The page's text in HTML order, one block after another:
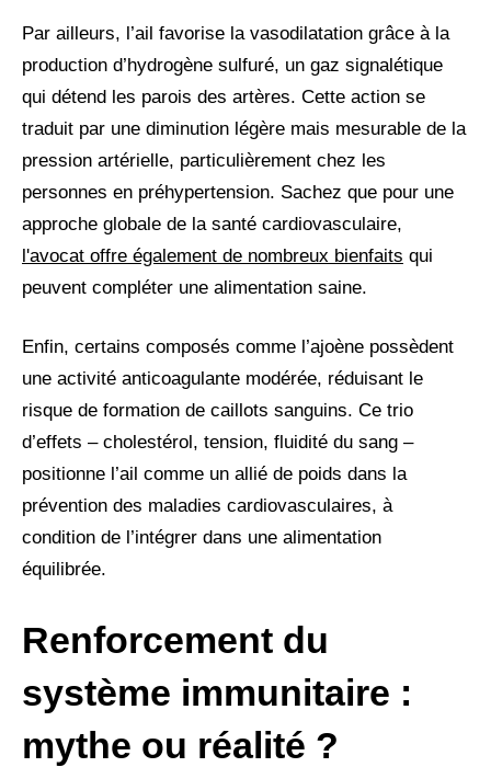
Par ailleurs, l’ail favorise la vasodilatation grâce à la
production d’hydrogène sulfuré, un gaz signalétique
qui détend les parois des artères. Cette action se
traduit par une diminution légère mais mesurable de la
pression artérielle, particulièrement chez les
personnes en préhypertension. Sachez que pour une
approche globale de la santé cardiovasculaire,
l'avocat offre également de nombreux bienfaits qui
peuvent compléter une alimentation saine.
Enfin, certains composés comme l’ajoène possèdent
une activité anticoagulante modérée, réduisant le
risque de formation de caillots sanguins. Ce trio
d’effets – cholestérol, tension, fluidité du sang –
positionne l’ail comme un allié de poids dans la
prévention des maladies cardiovasculaires, à
condition de l’intégrer dans une alimentation
équilibrée.
Renforcement du
système immunitaire :
mythe ou réalité ?